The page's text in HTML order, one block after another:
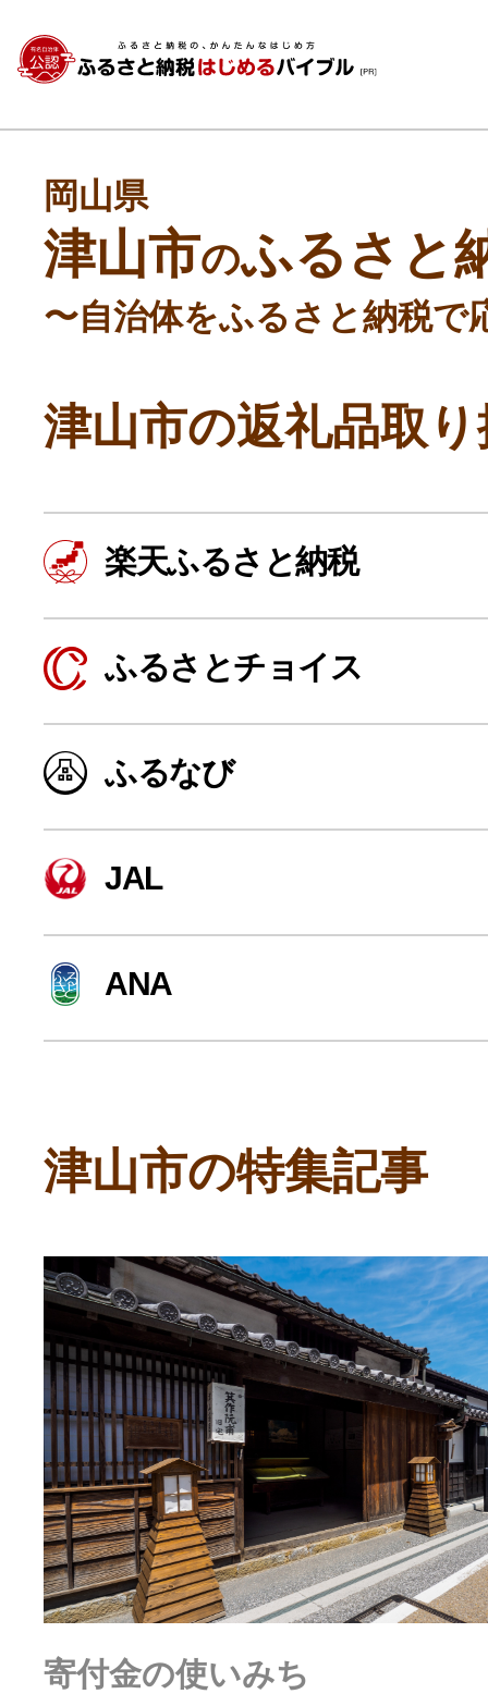
よく見られている返礼品
ふるさと納税徹底比較
寄付上限額シミュレーション
副業・パラレルワーカー
個人事業主・フリーラン
個人事業・フリーランス
ふるさと納税の基礎知識
10秒ぴったり診断
岡山県
津山市のふるさと
〜自治体をふるさと納税で
津山市の返礼品取
楽天ふるさと納税
ふるさとチョイス
ふるなび
JAL
ANA
津山市の特集記事
寄付金の使いみち